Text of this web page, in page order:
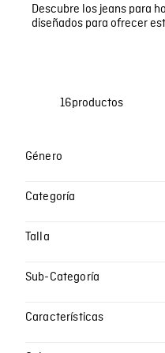
Swimwear
Descubre los jeans para
diseñados para ofrecer
16productos
Categoría
Jeans Mujer
Talla
39
Sub-Categoría
Características